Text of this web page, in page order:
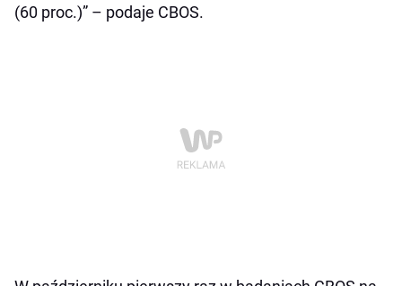
(60 proc.)” – podaje CBOS.